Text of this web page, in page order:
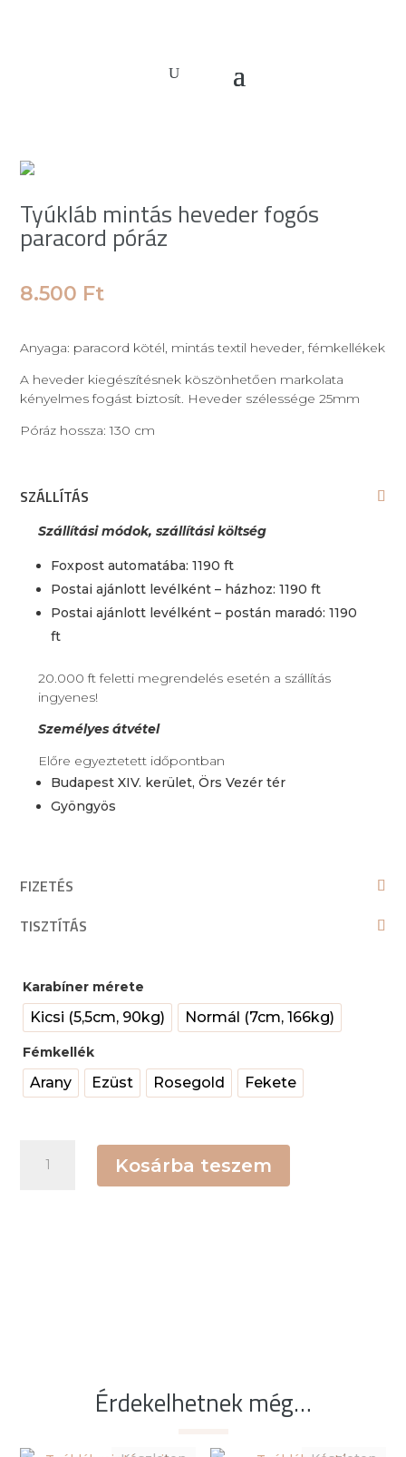
Tyúkláb mintás heveder fogós
paracord póráz
8.500 Ft
Anyaga: paracord kötél, mintás textil heveder, fémkellékek
A heveder kiegészítésnek köszönhetően markolata
kényelmes fogást biztosít. Heveder szélessége 25mm
Póráz hossza: 130 cm
SZÁLLÍTÁS
Szállítási módok, szállítási költség
Foxpost automatába: 1190 ft
Postai ajánlott levélként – házhoz: 1190 ft
Postai ajánlott levélként – postán maradó: 1190
ft
20.000 ft feletti megrendelés esetén a szállítás
ingyenes!
Személyes átvétel
Előre egyeztetett időpontban
Budapest XIV. kerület, Örs Vezér tér
Gyöngyös
FIZETÉS
TISZTÍTÁS
Karabíner mérete
Kicsi (5,5cm, 90kg) Normál (7cm, 166kg)
Fémkellék
Arany Ezüst Rosegold Fekete
mintás
Kosárba teszem
Érdekelhetnek még…